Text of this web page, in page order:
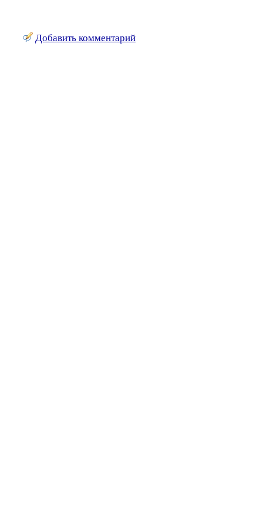
Добавить комментарий